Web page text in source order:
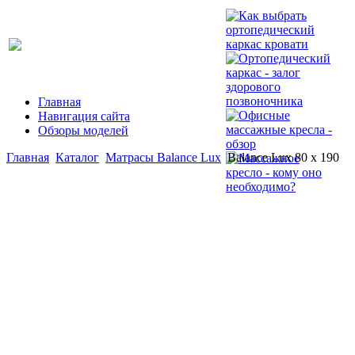
Главная
Навигация сайта
Обзоры моделей
Главная Каталог Матрасы Balance Lux Balance Lux 80 x 190